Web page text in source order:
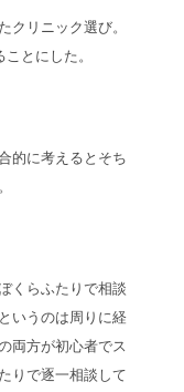
リニック選び。
とにした。
的に考えるとそち
くらふたりで相談
いうのは周りに経
両方が初心者でス
りで逐一相談して